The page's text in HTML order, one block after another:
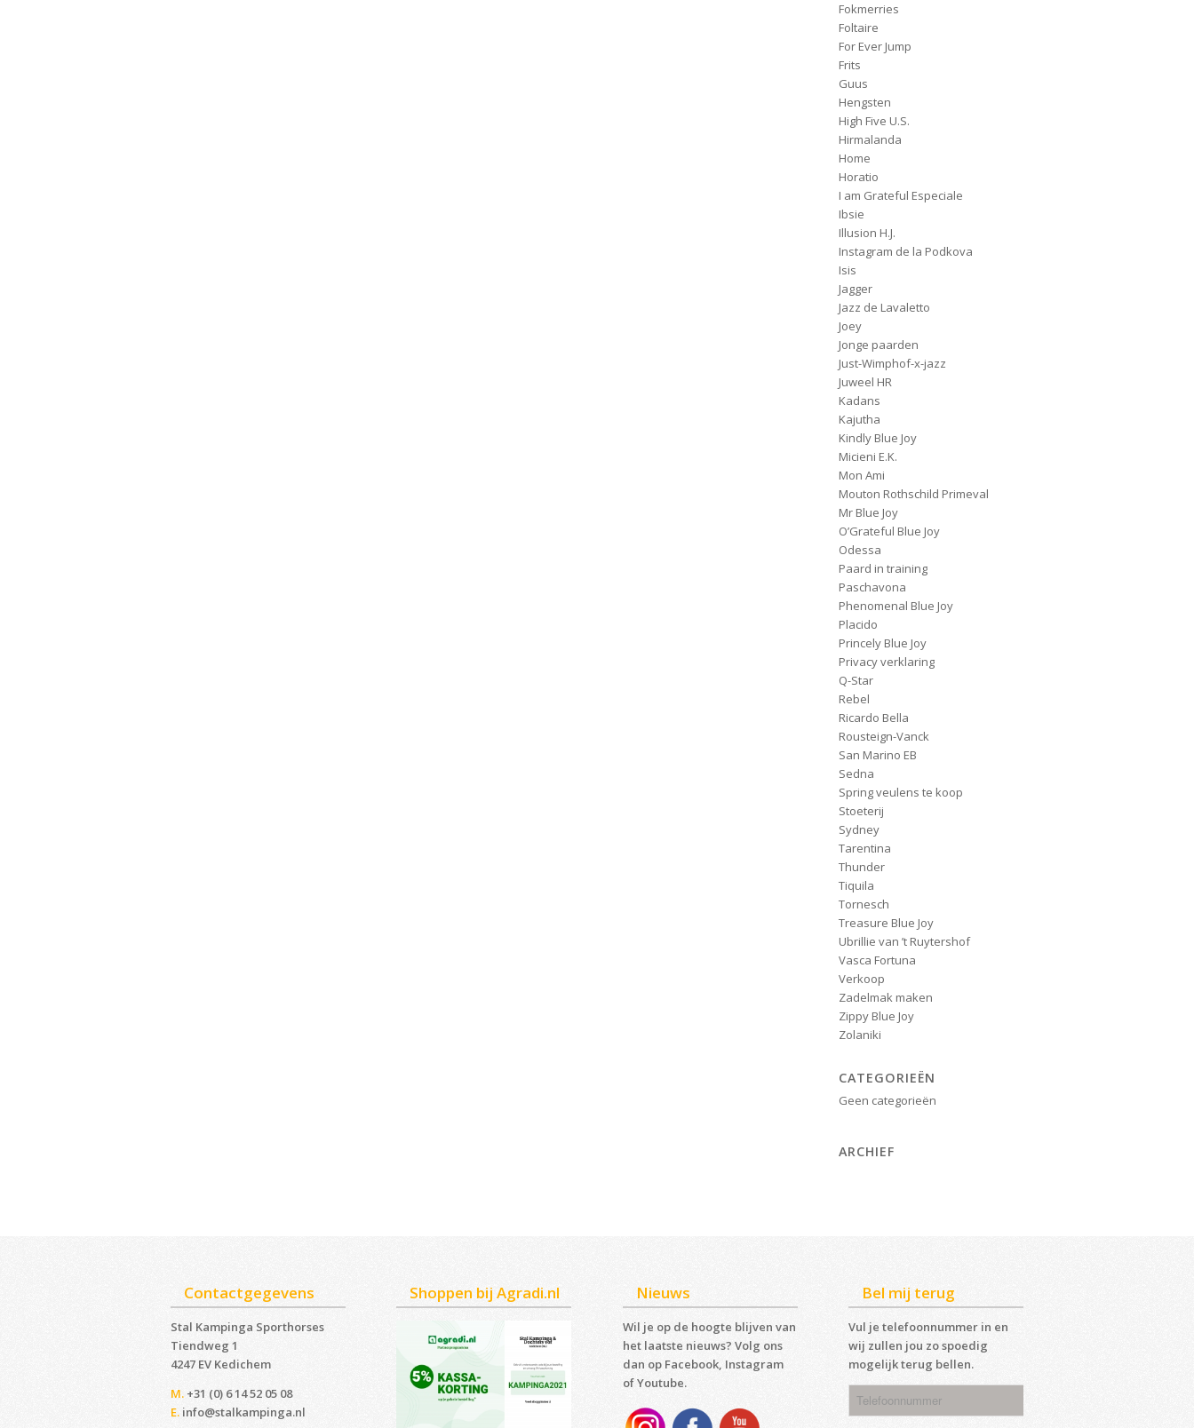
Fokmerries
Foltaire
For Ever Jump
Frits
Guus
Hengsten
High Five U.S.
Hirmalanda
Home
Horatio
I am Grateful Especiale
Ibsie
Illusion H.J.
Instagram de la Podkova
Isis
Jagger
Jazz de Lavaletto
Joey
Jonge paarden
Just-Wimphof-x-jazz
Juweel HR
Kadans
Kajutha
Kindly Blue Joy
Micieni E.K.
Mon Ami
Mouton Rothschild Primeval
Mr Blue Joy
O’Grateful Blue Joy
Odessa
Paard in training
Paschavona
Phenomenal Blue Joy
Placido
Princely Blue Joy
Privacy verklaring
Q-Star
Rebel
Ricardo Bella
Rousteign-Vanck
San Marino EB
Sedna
Spring veulens te koop
Stoeterij
Sydney
Tarentina
Thunder
Tiquila
Tornesch
Treasure Blue Joy
Ubrillie van ’t Ruytershof
Vasca Fortuna
Verkoop
Zadelmak maken
Zippy Blue Joy
Zolaniki
CATEGORIEËN
Geen categorieën
ARCHIEF
Contactgegevens
Stal Kampinga Sporthorses
Tiendweg 1
4247 EV Kedichem ‎
M. +31 (0) 6 14 52 05 08
E. info@stalkampinga.nl
Shoppen bij Agradi.nl Nieuws
Wil je op de hoogte blijven van
het laatste nieuws? Volg ons
dan op Facebook, Instagram
of Youtube.
Bel mij terug
Vul je telefoonnummer in en
wij zullen jou zo spoedig
mogelijk terug bellen.